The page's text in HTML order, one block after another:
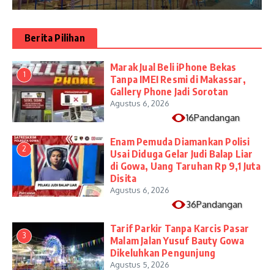
Berita Pilihan
1
​Marak Jual Beli iPhone Bekas
Tanpa IMEI Resmi di Makassar,
Gallery Phone Jadi Sorotan
Agustus 6, 2026
16Pandangan
2
Enam Pemuda Diamankan Polisi
Usai Diduga Gelar Judi Balap Liar
di Gowa, Uang Taruhan Rp 9,1 Juta
Disita
Agustus 6, 2026
36Pandangan
3
Tarif Parkir Tanpa Karcis Pasar
Malam Jalan Yusuf Bauty Gowa
Dikeluhkan Pengunjung
Agustus 5, 2026